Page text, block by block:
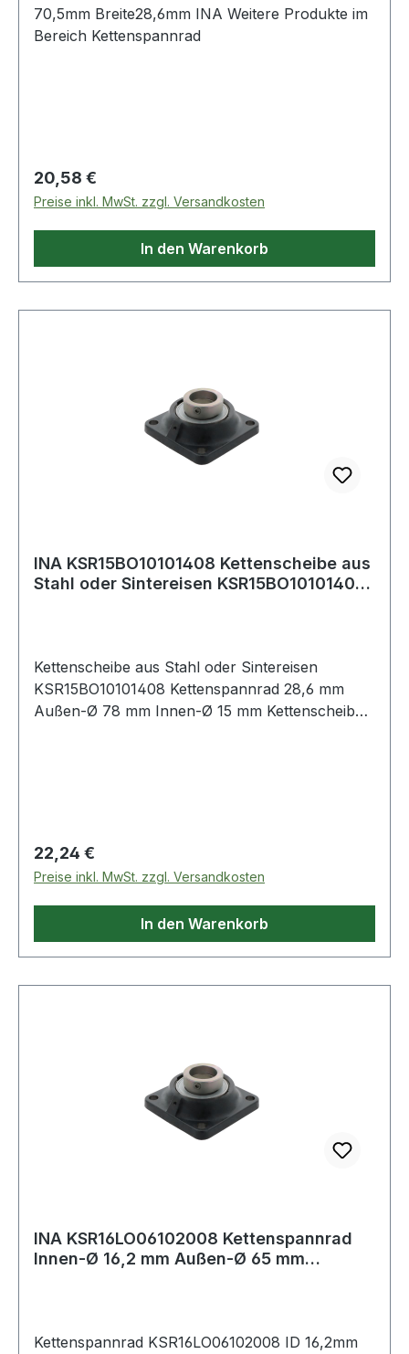
70,5mm Breite28,6mm INA Weitere Produkte im
Bereich Kettenspannrad
Regulärer Preis:
20,58 €
Preise inkl. MwSt. zzgl. Versandkosten
In den Warenkorb
INA KSR15BO10101408 Kettenscheibe aus
Stahl oder Sintereisen KSR15BO10101408
Kettenscheibe aus Stahl oder Sintereisen
KSR15BO10101408 Kettenspannrad 28,6 mm
Außen-Ø 78 mm Innen-Ø 15 mm Kettenscheibe
Regulärer Preis:
22,24 €
Preise inkl. MwSt. zzgl. Versandkosten
In den Warenkorb
INA KSR16LO06102008 Kettenspannrad
Innen-Ø 16,2 mm Außen-Ø 65 mm
Kettenspannrad KSR16LO06102008 ID 16,2mm